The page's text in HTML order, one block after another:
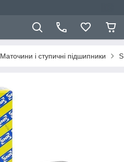
Маточини і ступичні підшипники